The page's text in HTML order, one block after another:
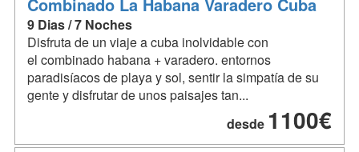
9 Dias / 7 Noches
Disfruta de un viaje a cuba inolvidable con
el combinado habana + varadero. entornos
paradisíacos de playa y sol, sentir la simpatía de su
gente y disfrutar de unos paisajes tan...
desde 1100€